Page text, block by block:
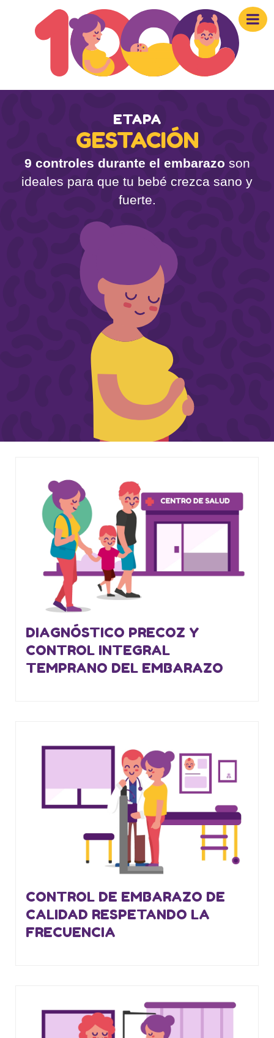
ETAPA
GESTACIÓN
9 controles durante el embarazo son
ideales para que tu bebé crezca sano y
fuerte.
DIAGNÓSTICO PRECOZ Y
CONTROL INTEGRAL
TEMPRANO DEL EMBARAZO
CONTROL DE EMBARAZO DE
CALIDAD RESPETANDO LA
FRECUENCIA